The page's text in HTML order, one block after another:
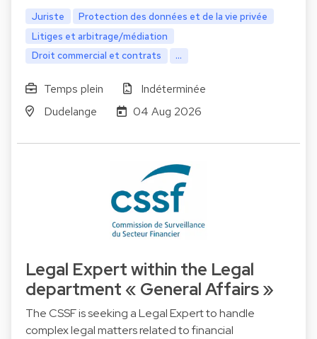
Juriste
Protection des données et de la vie privée
Litiges et arbitrage/médiation
Droit commercial et contrats
...
Temps plein
Indéterminée
Dudelange
04 Aug 2026
Legal Expert within the Legal
department « General Affairs »
The CSSF is seeking a Legal Expert to handle
complex legal matters related to financial